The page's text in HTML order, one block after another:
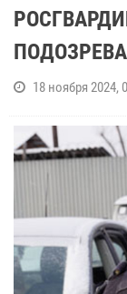
18 ноября 2024,